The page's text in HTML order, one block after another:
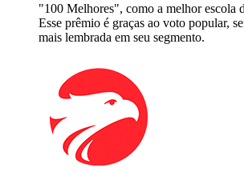
"100 Melhores", como a melhor escola
Esse prêmio é graças ao voto popular,
mais lembrada em seu segmento.